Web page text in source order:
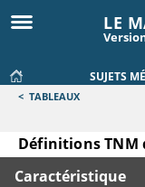
LE
SUJETS
< TABLEAUX
Définitions TNM
Caractéristique